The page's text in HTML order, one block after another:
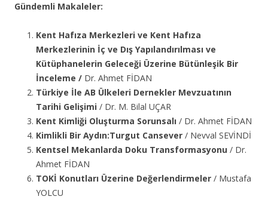
Gündemli Makaleler:
Kent Hafıza Merkezleri ve Kent Hafıza
Merkezlerinin İç ve Dış Yapılandırılması ve
Kütüphanelerin Geleceği Üzerine Bütünleşik Bir
İnceleme / Dr. Ahmet FİDAN
Türkiye İle AB Ülkeleri Dernekler Mevzuatının
Tarihi Gelişimi / Dr. M. Bilal UÇAR
Kent Kimliği Oluşturma Sorunsalı / Dr. Ahmet FİDAN
Kimlikli Bir Aydın:Turgut Cansever / Nevval SEVİNDİ
Kentsel Mekanlarda Doku Transformasyonu / Dr.
Ahmet FİDAN
TOKİ Konutları Üzerine Değerlendirmeler / Mustafa
YOLCU